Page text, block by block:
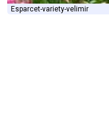
Esparcet-variety-velimir